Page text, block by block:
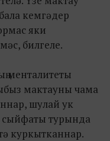
кемгәдер
яки
билгеле.
менталитеты
мактауны чама
шулай ук
турында
куркытканнар.